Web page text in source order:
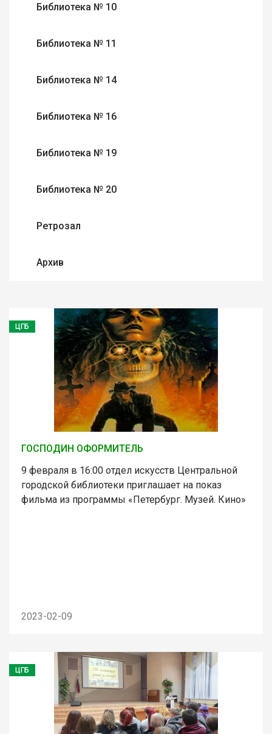
Библиотека № 10
Библиотека № 11
Библиотека № 14
Библиотека № 16
Библиотека № 19
Библиотека № 20
Ретрозал
Архив
ЦГБ
ГОСПОДИН ОФОРМИТЕЛЬ
9 февраля в 16:00 отдел искусств Центральной
городской библиотеки приглашает на показ
фильма из программы «Петербург. Музей. Кино»
2023-02-09
ЦГБ